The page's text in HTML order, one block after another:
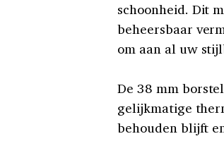
schoonheid. Dit
beheersbaar
om aan al uw
De 38 mm
gelijkmatige
behouden blijft